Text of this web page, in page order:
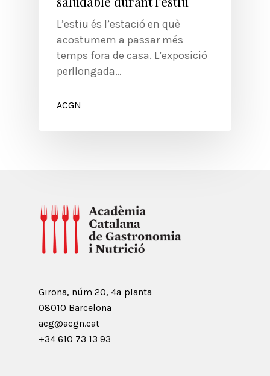
L’estiu és l’estació en què
acostumem a passar més
temps fora de casa. L’exposició
perllongada…
ACGN
Girona, núm 20, 4ª planta
08010 Barcelona
acg@acgn.cat
+34 610 73 13 93